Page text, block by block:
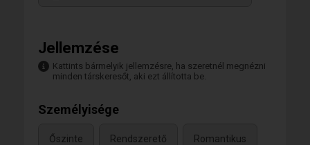
Jellemzése
Kattints bármelyik jellemzésre, ha szeretnél megnézni
minden társkeresőt, aki ezt állította be.
Személyisége
Őszinte Rendszerető Romantikus